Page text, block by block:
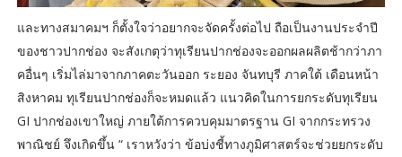
และทางสมาคมฯ ก็ตั้งใจว่าอยากจะจัดครั้งต่อไป ถือเป็นงานประจำปี
ของชาวปากช่อง จะสังเกตุว่าทุเรียนปากช่องจะออกผลผลิตช้ากว่าภา
คอื่นๆ เริ่มไล่มาจากภาคตะวันออก ระยอง จันทบุรี ภาคใต้ เดือนหน้า
สิงหาคม ทุเรียนปากช่องก็จะหมดแล้ว แนวคิดในการยกระดับทุเรียน
GI ปากช่องเขาใหญ่ ภายใต้การควบคุมมาตรฐาน GI จากกระทรวง
พาณิชย์ จึงเกิดขึ้น “ เราหวังว่า ข้อบ่งชี้ทางภูมิศาสตร์จะช่วยยกระดับ